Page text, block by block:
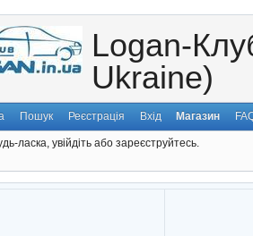
Logan-
Ukraine)
Пошук Реєстрація Вхід Магазин
ласка, увійдіть або зареєструйтесь.